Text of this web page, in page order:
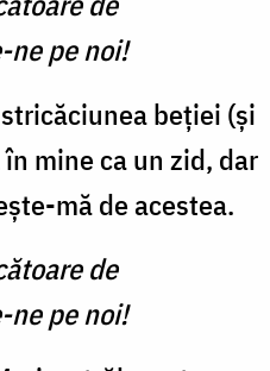
ne pe noi!
beției (și
mine ca un zid, dar
mă de acestea.
de
ne pe noi!